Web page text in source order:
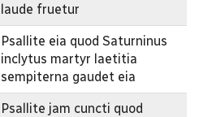
laude fruetur
Psallite eia quod Saturninus
inclytus martyr laetitia
sempiterna gaudet eia
Psallite jam cuncti quod